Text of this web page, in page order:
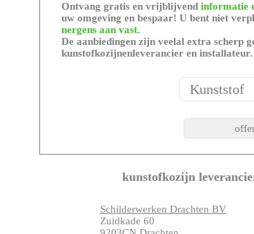
Ontvang gratis en vrijblijvend informatie
uw omgeving en bespaar! U bent niet
nergens aan vast.
De aanbiedingen zijn veelal extra scherp
kunstofkozijnenleverancier en installateur.
kunstofkozijn
Schilderwerken Drachten BV
Zuidkade 60